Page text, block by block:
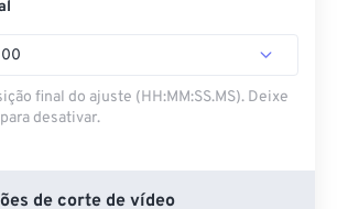
00
final do ajuste (HH:MM:SS.MS). Deixe
desativar.
de corte de vídeo